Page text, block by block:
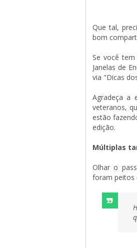
Que tal,
bom
Se você
Janelas de
via "Dicas
Agradeça a
veteranos,
estão
edição.
Múltiplas
Olhar o
foram peitos